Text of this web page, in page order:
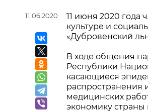
11.06.2020
11 июня 2020 года
культуре и
«Дубровенский
В ходе общения
Республики
касающиеся
распространения
медицинских
экономику